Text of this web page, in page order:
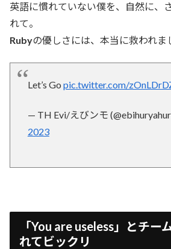
英語に慣れていない僕を、自然に、
れて。
Rubyの優しさには、本当に救われま
Let’s Go pic.twitter.com/
— TH Evi/えびンモ
2023
「You are useless」とチー
れてビックリ